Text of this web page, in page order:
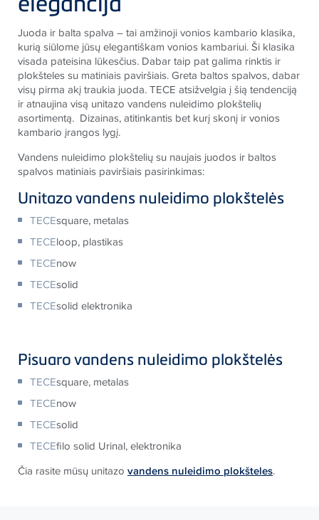
Juoda ir balta spalva – tai amžinoji vonios kambario klasika,
kurią siūlome jūsų elegantiškam vonios kambariui. Ši klasika
visada pateisina lūkesčius. Dabar taip pat galima rinktis ir
plokšteles su matiniais paviršiais. Greta baltos spalvos, dabar
visų pirma akį traukia juoda. TECE atsižvelgia į šią tendenciją
ir atnaujina visą unitazo vandens nuleidimo plokštelių
asortimentą. Dizainas, atitinkantis bet kurį skonį ir vonios
kambario įrangos lygį.
Vandens nuleidimo plokštelių su naujais juodos ir baltos
spalvos matiniais paviršiais pasirinkimas:
Unitazo vandens nuleidimo plokštelės
TECEsquare, metalas
TECEloop, plastikas
TECEnow
TECEsolid
TECEsolid elektronika
Pisuaro vandens nuleidimo plokštelės
TECEsquare, metalas
TECEnow
TECEsolid
TECEfilo solid Urinal, elektronika
Čia rasite mūsų unitazo vandens nuleidimo plokšteles.